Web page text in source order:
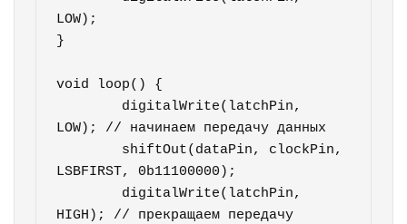
LOW);
}
void loop() {
LOW); // начинаем передачу данных
LSBFIRST, 0b11100000);
HIGH); // прекращаем передачу